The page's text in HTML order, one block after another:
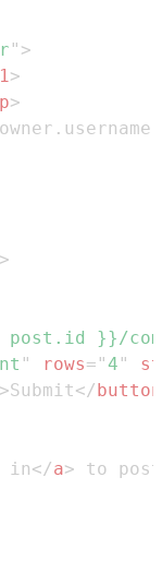
" >
>
p>
>
}}/
" rows= "4 "
>Submit</button
in</a> to post